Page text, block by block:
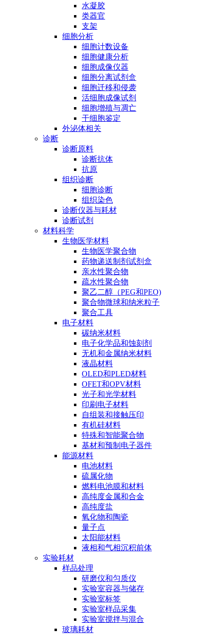
水凝胶
类器官
支架
细胞分析
细胞计数设备
细胞健康分析
细胞成像仪器
细胞分离试剂盒
细胞迁移和侵袭
活细胞成像试剂
细胞增殖与凋亡
干细胞鉴定
外泌体相关
诊断
诊断原料
诊断抗体
抗原
组织诊断
细胞诊断
组织染色
诊断仪器与耗材
诊断试剂
材料科学
生物医学材料
生物医学聚合物
药物递送制剂试剂盒
亲水性聚合物
疏水性聚合物
聚乙二醇（PEG和PEO)
聚合物微球和纳米粒子
聚合工具
电子材料
碳纳米材料
电子化学品和蚀刻剂
无机和金属纳米材料
液晶材料
OLED和PLED材料
OFET和OPV材料
光子和光学材料
印刷电子材料
自组装和接触压印
有机硅材料
特殊和智能聚合物
基材和预制电子器件
能源材料
电池材料
硫属化物
燃料电池膜和材料
高纯度金属和合金
高纯度盐
氧化物和陶瓷
量子点
太阳能材料
液相和气相沉积前体
实验耗材
样品处理
研磨仪和匀质仪
实验室容器与储存
实验室标签
实验室样品采集
实验室搅拌与混合
玻璃耗材